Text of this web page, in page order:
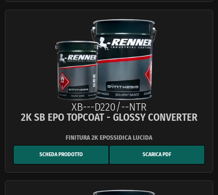
XB---D220/--NTR
2K SB EPO TOPCOAT - GLOSSY CONVERTER
SCHEDA PRODOTTO SCARICA PDF